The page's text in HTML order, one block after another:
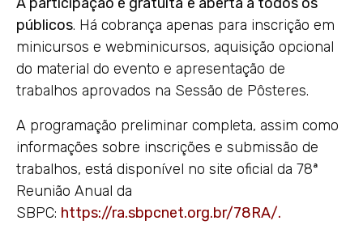
públicos. Há cobrança apenas para inscrição em
minicursos e webminicursos, aquisição opcional
do material do evento e apresentação de
trabalhos aprovados na Sessão de Pôsteres.
A programação preliminar completa, assim como
informações sobre inscrições e submissão de
trabalhos, está disponível no site oficial da 78ª
Reunião Anual da
SBPC: https://ra.sbpcnet.org.br/78RA/.